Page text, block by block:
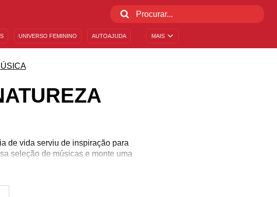
MAIS
UNIVERSO FEMININO AUTOAJUDA
de vida serviu de inspiração para
seleção de músicas e monte uma
lindo planeta!